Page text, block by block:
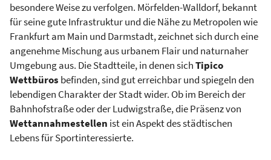
besondere Weise zu verfolgen. Mörfelden-Walldorf, bekannt
für seine gute Infrastruktur und die Nähe zu Metropolen wie
Frankfurt am Main und Darmstadt, zeichnet sich durch eine
angenehme Mischung aus urbanem Flair und naturnaher
Umgebung aus. Die Stadtteile, in denen sichTipico
Wettbüros befinden, sind gut erreichbar und spiegeln den
lebendigen Charakter der Stadt wider. Ob im Bereich der
Bahnhofstraße oder der Ludwigstraße, die Präsenz von
Wettannahmestellen ist ein Aspekt des städtischen
Lebens für Sportinteressierte.